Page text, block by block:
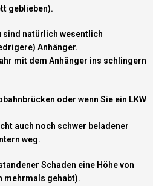
geblieben).
sind natürlich wesentlich
Anhänger.
mit dem Anhänger ins schlingern
oder wenn Sie ein LKW
auch noch schwer beladener
weg.
Schaden eine Höhe von
mehrmals gehabt).